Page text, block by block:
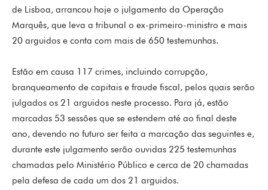
de Lisboa, arrancou hoje o julgamento da Operação
Marquês, que leva a tribunal o ex-primeiro-ministro e mais
20 arguidos e conta com mais de 650 testemunhas.
Estão em causa 117 crimes, incluindo corrupção,
branqueamento de capitais e fraude fiscal, pelos quais serão
julgados os 21 arguidos neste processo. Para já, estão
marcadas 53 sessões que se estendem até ao final deste
ano, devendo no futuro ser feita a marcação das seguintes e,
durante este julgamento serão ouvidas 225 testemunhas
chamadas pelo Ministério Público e cerca de 20 chamadas
pela defesa de cada um dos 21 arguidos.